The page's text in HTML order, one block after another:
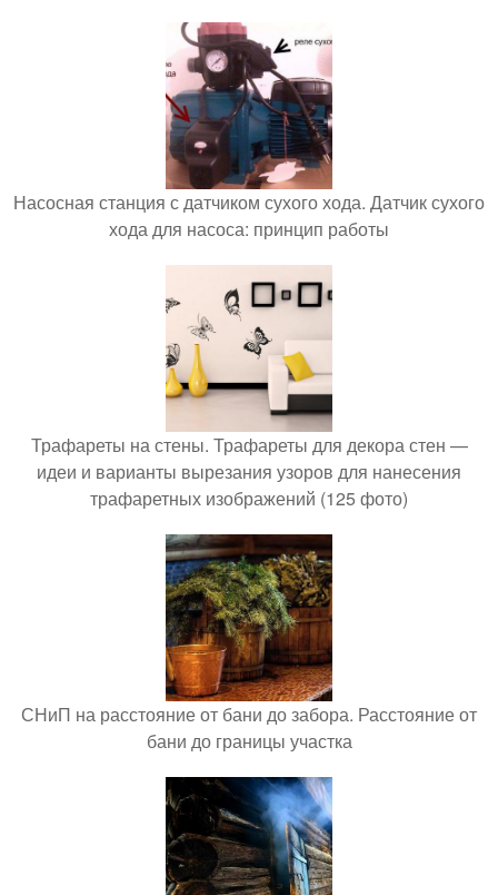
Насосная станция с датчиком сухого хода. Датчик сухого
хода для насоса: принцип работы
Трафареты на стены. Трафареты для декора стен —
идеи и варианты вырезания узоров для нанесения
трафаретных изображений (125 фото)
СНиП на расстояние от бани до забора. Расстояние от
бани до границы участка